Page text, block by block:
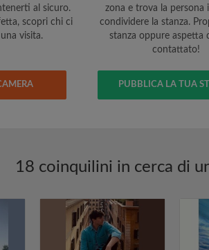
al sicuro.
scopri chi ci
visita.
zona e trova la persona
condividere la stanza.
stanza oppure aspetta
contattato!
PUBBLICA LA TUA
18 coinquilini in cerca di